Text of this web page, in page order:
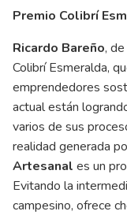
Premio Colibrí
Ricardo Bareño, de
Colibrí Esmeralda,
emprendedores
actual están
varios de sus
realidad generada
Artesanal es un
Evitando la
campesino, ofrece